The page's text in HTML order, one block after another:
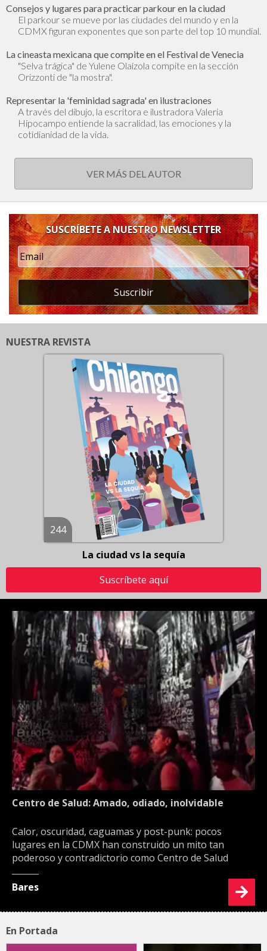
Consejos y lugares para practicar parkour en la ciudad
El parkour se mueve por las ciudades del mundo y en la
CDMX figuran exponentes que son parte del top 10 mundial.
La cineasta mexicana que compite en el Festival de Venecia
"Selva trágica" de Yulene Olaizola compite en la sección
Orizzonti de "la mostra".
Representar la 'feminidad sagrada' en ilustraciones
A través del dibujo, la escritora e ilustradora Valeria
Hipocampo entiende la sacralidad, las emociones y la
cotidianidad de la vida.
VER MÁS DEL AUTOR
SUSCRÍBETE A NUESTRO NEWSLETTER
Suscribir
NUESTRA REVISTA
244
La ciudad vs la sequía
Suscríbete aquí
Centro de Salud: Amado, odiado, inolvidable
Calor, oscuridad, caguamas y post-punk: pocos
lugares en la CDMX han construido un mito tan
poderoso y contradictorio como Centro de Salud
Bares
En Portada